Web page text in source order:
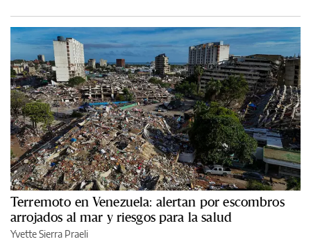
Terremoto en Venezuela: alertan por escombros
arrojados al mar y riesgos para la salud
Yvette Sierra Praeli